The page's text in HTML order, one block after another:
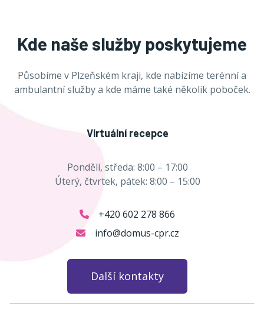
Kde naše služby poskytujeme
Působíme v Plzeňském kraji, kde nabízíme terénní a
ambulantní služby a kde máme také několik poboček.
Virtuální recepce
Pondělí, středa: 8:00 – 17:00
Úterý, čtvrtek, pátek: 8:00 – 15:00
+420 602 278 866
info@domus-cpr.cz
Další kontakty